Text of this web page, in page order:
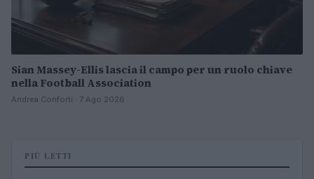
Sian Massey-Ellis lascia il campo per un ruolo chiave
nella Football Association
Andrea Conforti · 7 Ago 2026
PIÙ LETTI